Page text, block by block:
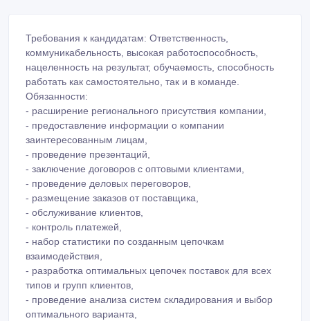
Требования к кандидатам: Ответственность,
коммуникабельность, высокая работоспособность,
нацеленность на результат, обучаемость, способность
работать как самостоятельно, так и в команде.
Обязанности:
- расширение регионального присутствия компании,
- предоставление информации о компании
заинтересованным лицам,
- проведение презентаций,
- заключение договоров с оптовыми клиентами,
- проведение деловых переговоров,
- размещение заказов от поставщика,
- обслуживание клиентов,
- контроль платежей,
- набор статистики по созданным цепочкам
взаимодействия,
- разработка оптимальных цепочек поставок для всех
типов и групп клиентов,
- проведение анализа систем складирования и выбор
оптимального варианта,